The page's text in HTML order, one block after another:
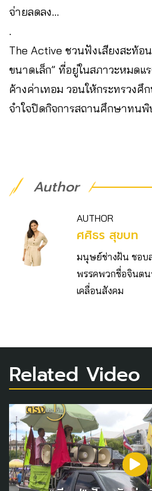
จ่ายลดลง…
.
The Active ชวนฟังเสียงสะท้อน
ขนาดเล็ก” ที่อยู่ในสภาวะหมดแ
ค้างค่าเทอม วอนให้กระทรวงศึ
จำใจปิดกิจการสถานศึกษาทนพิ
Author
AUTHOR
ศศิธร สุขบท
มนุษย์ช่างฝัน ชอบส
พรรคพวกชื่อจินต
เคลื่อนสังคม
Related Video